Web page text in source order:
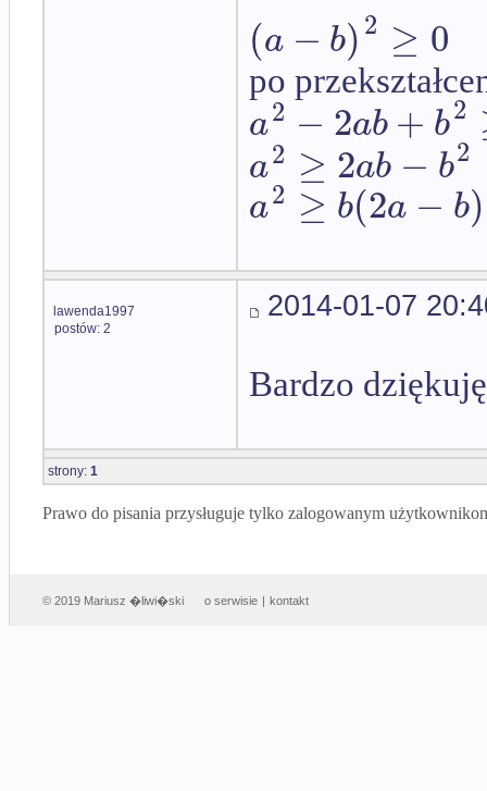
(a − b)2 ≥ 0
po
a2 − 2ab+ b2
a2 ≥ 2ab − b2
a2 ≥ b(2a − b)
lawenda1997
postów: 2
2014-01-07
Bardzo
strony: 1
Prawo do pisania przysługuje tylko zalogowanym
© 2019 Mariusz �liwi�ski o serwisie | kontakt